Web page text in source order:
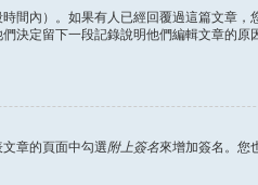
間內）。如果有人已經回覆過這篇文章，
決定留下一段記錄說明他們編輯文章的
章的頁面中勾選附上簽名來增加簽名。您